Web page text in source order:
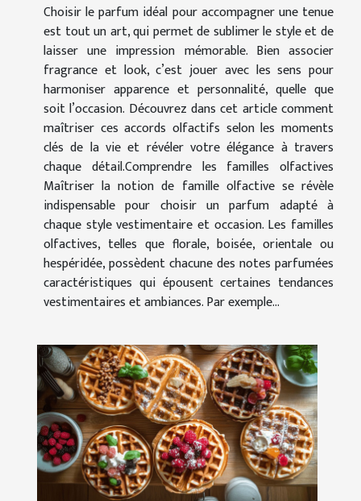
Choisir le parfum idéal pour accompagner une tenue
est tout un art, qui permet de sublimer le style et de
laisser une impression mémorable. Bien associer
fragrance et look, c’est jouer avec les sens pour
harmoniser apparence et personnalité, quelle que
soit l’occasion. Découvrez dans cet article comment
maîtriser ces accords olfactifs selon les moments
clés de la vie et révéler votre élégance à travers
chaque détail.Comprendre les familles olfactives
Maîtriser la notion de famille olfactive se révèle
indispensable pour choisir un parfum adapté à
chaque style vestimentaire et occasion. Les familles
olfactives, telles que florale, boisée, orientale ou
hespéridée, possèdent chacune des notes parfumées
caractéristiques qui épousent certaines tendances
vestimentaires et ambiances. Par exemple...